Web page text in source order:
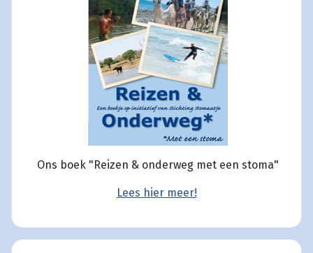
Ons boek "Reizen & onderweg met een stoma"
Lees hier meer!